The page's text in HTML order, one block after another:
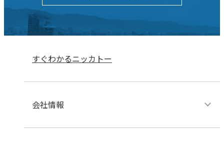
すぐわかるニッカトー
会社情報